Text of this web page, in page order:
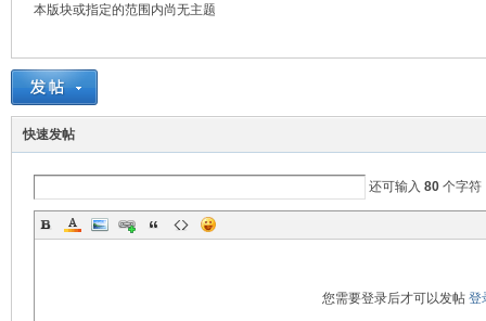
EE
本版块或指定的范围内尚无主题
快速发帖
还可输入 80个字符
您需要登录后才可以发帖 登